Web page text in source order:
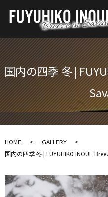
国内の四季 冬 |
HOME
GALLERY
国内の四季 冬 | FUYUHIKO INOUE